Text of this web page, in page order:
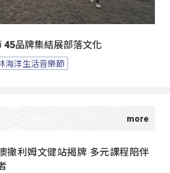
45品牌集結展部落文化
海洋生活音樂節
撒利姆文健站揭牌 多元課程陪伴